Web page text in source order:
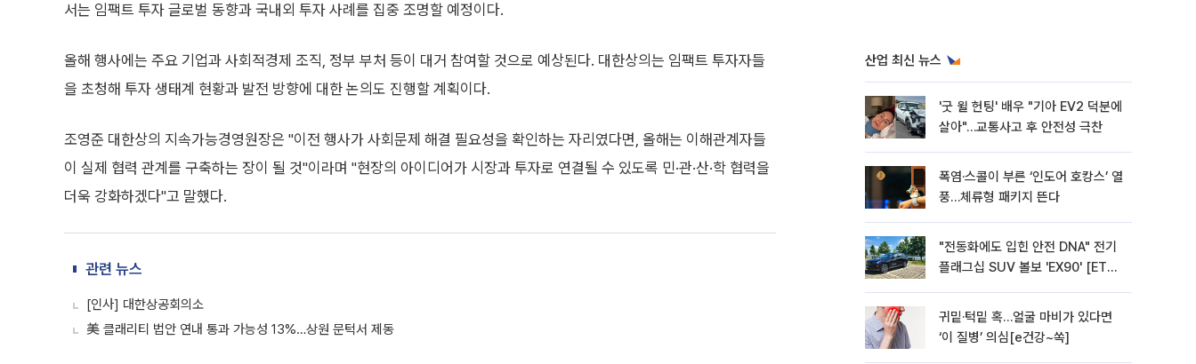
서는 임팩트 투자 글로벌 동향과 국내외 투자 사례를 집중 조명할 예정이다.
올해 행사에는 주요 기업과 사회적경제 조직, 정부 부처 등이 대거 참여할 것으로 예상된다. 대한상의는 임팩트 투자자들
을 초청해 투자 생태계 현황과 발전 방향에 대한 논의도 진행할 계획이다.
조영준 대한상의 지속가능경영원장은 "이전 행사가 사회문제 해결 필요성을 확인하는 자리였다면, 올해는 이해관계자들
이 실제 협력 관계를 구축하는 장이 될 것"이라며 "현장의 아이디어가 시장과 투자로 연결될 수 있도록 민·관·산·학 협력을
더욱 강화하겠다"고 말했다.
관련 뉴스
[인사] 대한상공회의소
美 클래리티 법안 연내 통과 가능성 13%…상원 문턱서 제동
산업 최신 뉴스
'굿 윌 헌팅' 배우 "기아 EV2 덕분에
살아"…교통사고 후 안전성 극찬
폭염·스콜이 부른 ‘인도어 호캉스’ 열
풍…체류형 패키지 뜬다
"전동화에도 입힌 안전 DNA" 전기
플래그십 SUV 볼보 'EX90' [ET의
귀밑·턱밑 혹…얼굴 마비가 있다면
‘이 질병’ 의심[e건강~쏙]